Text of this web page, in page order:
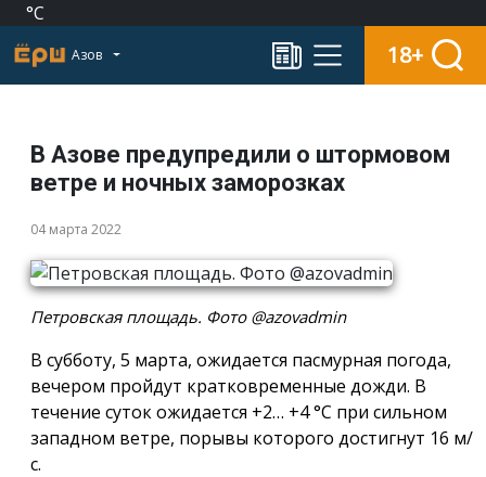
°C
Азов 18+
В Азове предупредили о штормовом
ветре и ночных заморозках
04 марта 2022
Петровская площадь. Фото @azovadmin
В субботу, 5 марта, ожидается пасмурная погода,
вечером пройдут кратковременные дожди. В
течение суток ожидается +2… +4 °С при сильном
западном ветре, порывы которого достигнут 16 м/
с.